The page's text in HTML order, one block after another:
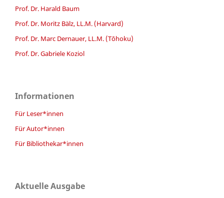
Prof. Dr. Harald Baum
Prof. Dr. Moritz Bälz, LL.M. (Harvard)
Prof. Dr. Marc Dernauer, LL.M. (Tōhoku)
Prof. Dr. Gabriele Koziol
Informationen
Für Leser*innen
Für Autor*innen
Für Bibliothekar*innen
Aktuelle Ausgabe